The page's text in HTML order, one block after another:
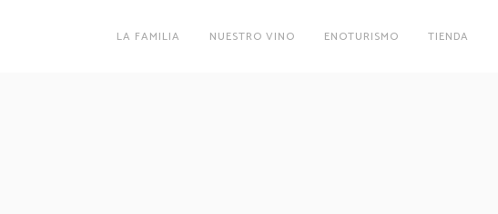
LA FAMILIA NUESTRO VINO ENOTURISMO TIENDA